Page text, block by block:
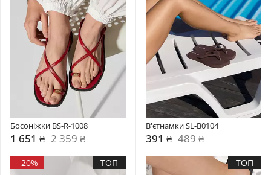
Босоніжки BS-R-1008
1 651 ₴ 2 359 ₴
В'єтнамки SL-B0104
391 ₴ 489 ₴
- 20% ТОП ТОП